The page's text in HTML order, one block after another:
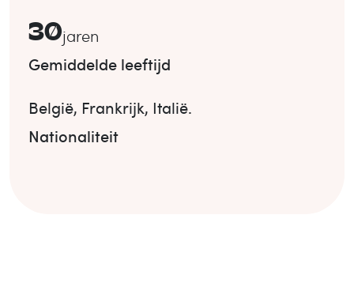
30jaren
Gemiddelde leeftijd
België, Frankrijk, Italië.
Nationaliteit